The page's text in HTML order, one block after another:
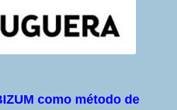
como método de